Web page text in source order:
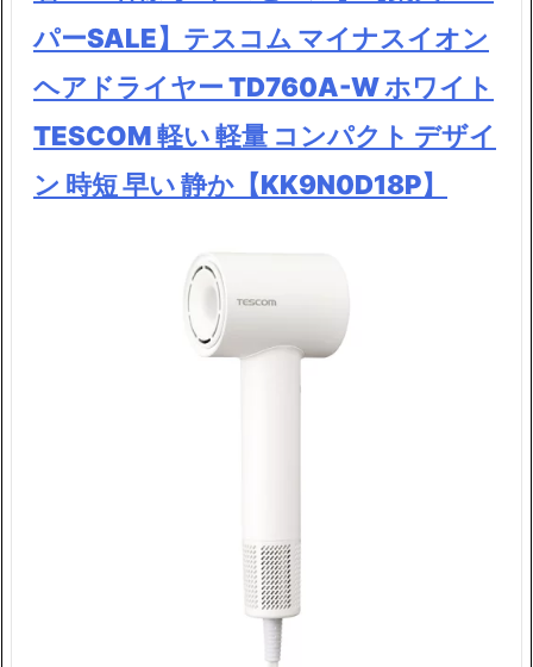
パーSALE】テスコム マイナスイオン
ヘアドライヤー TD760A-W ホワイト
TESCOM 軽い 軽量 コンパクト デザイ
ン 時短 早い 静か【KK9N0D18P】